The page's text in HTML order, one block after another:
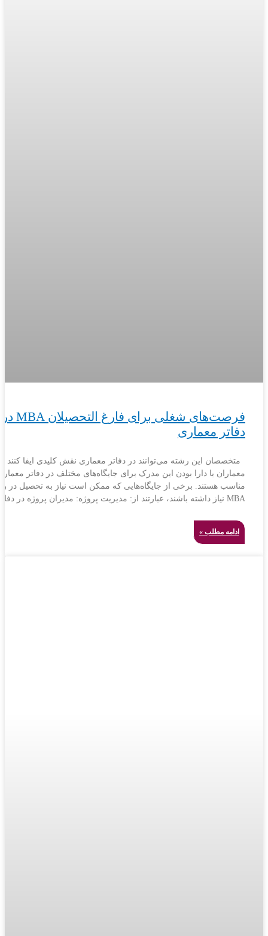
فرصت‌های شغلی برای فارغ التحصیلان MBA در
دفاتر معماری
متخصصان این رشته می‌توانند در دفاتر معماری نقش کلیدی ایفا کنند و
معماران با دارا بودن این مدرک برای جایگاه‌های مختلف در دفاتر
مناسب هستند. برخی از جایگاه‌هایی که ممکن است نیاز به تحصیل در
MBA نیاز داشته باشند، عبارتند از: مدیریت پروژه: مدیران پروژه در دفاتر
ادامه مطلب »